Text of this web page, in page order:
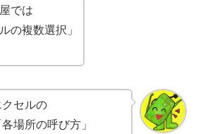
では
の複数選択」
クセルの
各場所の呼び方」